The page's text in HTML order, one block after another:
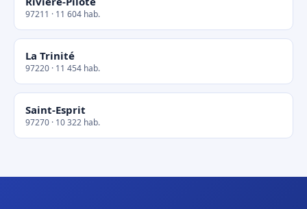
97211 · 11 604 hab.
La Trinité
97220 · 11 454 hab.
Saint-Esprit
97270 · 10 322 hab.